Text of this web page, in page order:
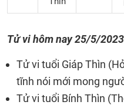
Tử vi hôm nay 25/5/
Tử vi tuổi Giáp Thìn
tĩnh nói mới mong
Tử vi tuổi Bính Thìn